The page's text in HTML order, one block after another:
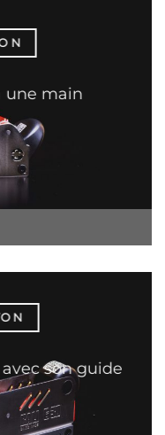
N
une main
N
son guide